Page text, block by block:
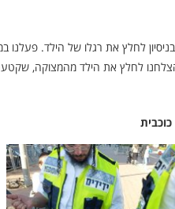
לחלץ את רגלו של הילד.
לחלץ את הילד מהמצוקה, שקטעה